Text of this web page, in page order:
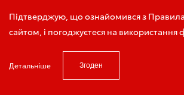
Підтверджую, що ознайомився з
сайтом, і погоджуєтеся на використання
Детальніше Згоден
Запис на тест - драйв